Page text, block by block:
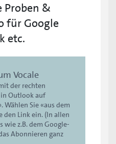
Proben &
für Google
etc.
Vocale
der rechten
in Outlook auf
Wählen Sie «aus dem
den Link ein. (In allen
wie z.B. dem Google-
Abonnieren ganz